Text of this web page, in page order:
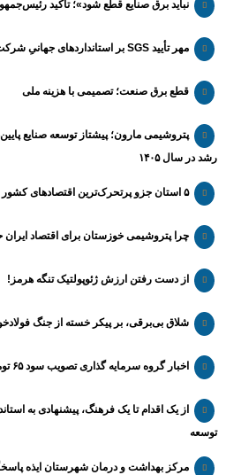
نباید برق صنایع قطع شود»؛ تأکید
مهر تأیید SGS بر استانداردهای جهانیِ شرکت عملیات اکتشاف نفت
قطع برق صنعت؛ تصمیمی با هزینه ملی
پتروشیمی مارون؛ پیشتاز توسعه صنایع
رشد در سال ۱۴۰۵
۵ استان جزو پرتحرک‌ترین اقتصاد‌های کشور
چرا پتروشیمی خوزستان برای اقتصاد ایران
از دست رفتن ارزش ژئوپولتیک تنگه هرمز!
شلاق‌ بی‌برقی، بر پیکر خسته‌ از جنگ
اخبار گروه سرمایه گذاری تصویب سود ۶۵ تومانی در مجمع «وسپهر»
از یک اقدام تا یک فرهنگ، پیشنهادی به
توسعه
مرکز بهداشت و درمان شهرستان ایذه